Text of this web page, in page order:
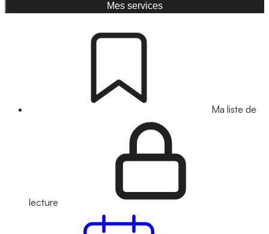
Mes services
Ma liste de
lecture